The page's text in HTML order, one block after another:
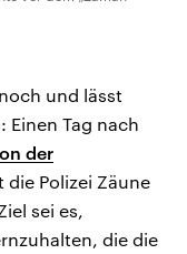
und lässt
Einen Tag nach
der
die Polizei Zäune
sei es,
die die